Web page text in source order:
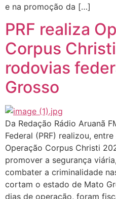
e na promoção da […]
PRF realiza
Corpus
rodovias
Grosso
Da Redação Rádio Aruanã
Federal (PRF) realizou,
Operação Corpus Christi
promover a segurança
combater a criminalidade
cortam o estado de Mato
dias de operação, foram